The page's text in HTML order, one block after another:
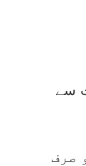
سے
صرف